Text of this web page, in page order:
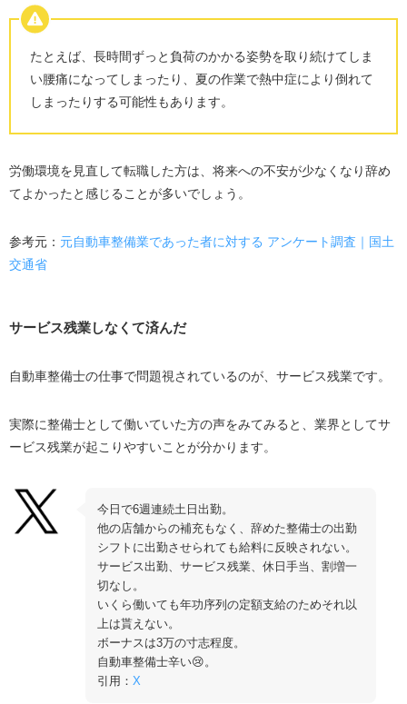
たとえば、長時間ずっと負荷のかかる姿勢を取り続けてしま
い腰痛になってしまったり、夏の作業で熱中症により倒れて
しまったりする可能性もあります。
労働環境を見直して転職した方は、将来への不安が少なくなり辞め
てよかったと感じることが多いでしょう。
参考元： 元自動車整備業であった者に対する アンケート調査｜国土
交通省
サービス残業しなくて済んだ
自動車整備士の仕事で問題視されているのが、サービス残業です。
実際に整備士として働いていた方の声をみてみると、業界としてサ
ービス残業が起こりやすいことが分かります。
今日で6週連続土日出勤。
他の店舗からの補充もなく、辞めた整備士の出勤
シフトに出勤させられても給料に反映されない。
サービス出勤、サービス残業、休日手当、割増一
切なし。
いくら働いても年功序列の定額支給のためそれ以
上は貰えない。
ボーナスは3万の寸志程度。
自動車整備士辛い😢。
引用：X